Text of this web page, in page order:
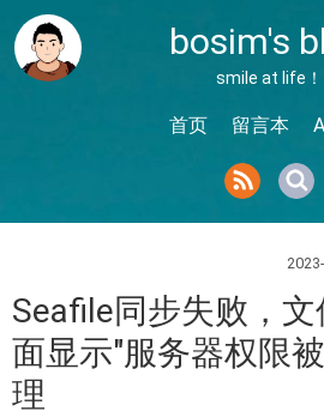
bosim's
smile at life！
首页 留言本
Seafile同步失败，
面显示"服务器权限
理